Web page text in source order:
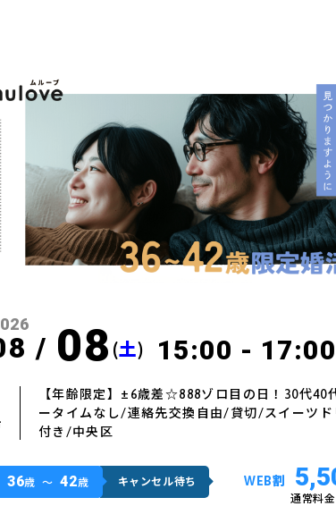
/ 08 (土) 15:00 - 17:00
【年齢限定】±6歳差☆888ゾロ目の日！30代40
ータイムなし/連絡先交換自由/貸切/スイーツド
付き/中央区
36歳 〜42歳 キャンセル待ち WEB割
通常料